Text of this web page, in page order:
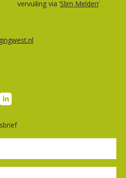
vervuiling via ‘Slim Melden‘